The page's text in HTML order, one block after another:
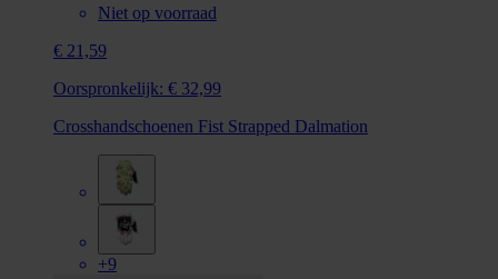
Niet op voorraad
€ 21,59
Oorspronkelijk: € 32,99
Crosshandschoenen Fist Strapped Dalmation
+9